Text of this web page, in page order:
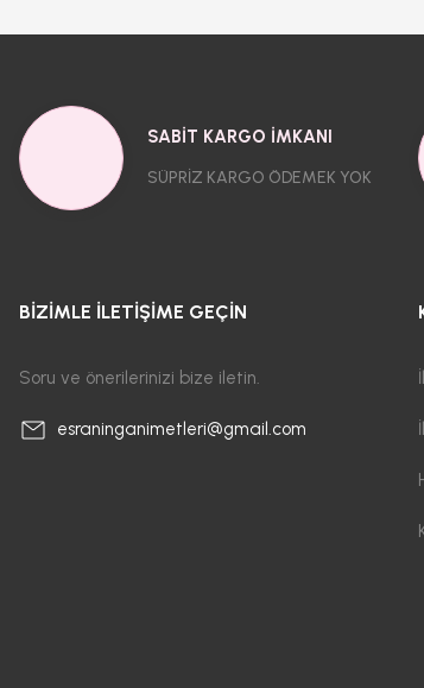
SABİT KARGO İMKANI
SÜPRİZ KARGO ÖDEMEK YOK
BİZİMLE İLETİŞİME GEÇİN
Soru ve önerilerinizi bize iletin.
esraninganimetleri@gmail.com